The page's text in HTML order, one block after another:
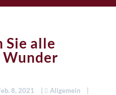
Sie alle
Wunder
8, 2021 Allgemein